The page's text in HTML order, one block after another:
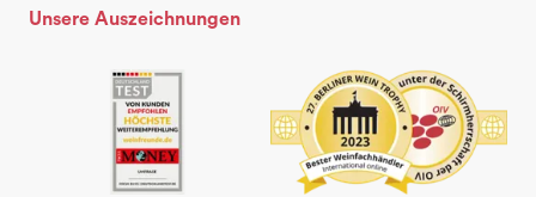
Unsere Auszeichnungen